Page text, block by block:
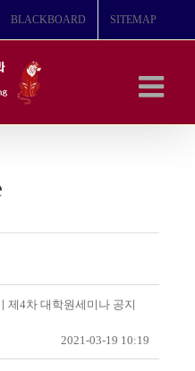
BLACKBOARD SITEMAP
제4차 대학원세미나 공지
2021-03-19 10:19